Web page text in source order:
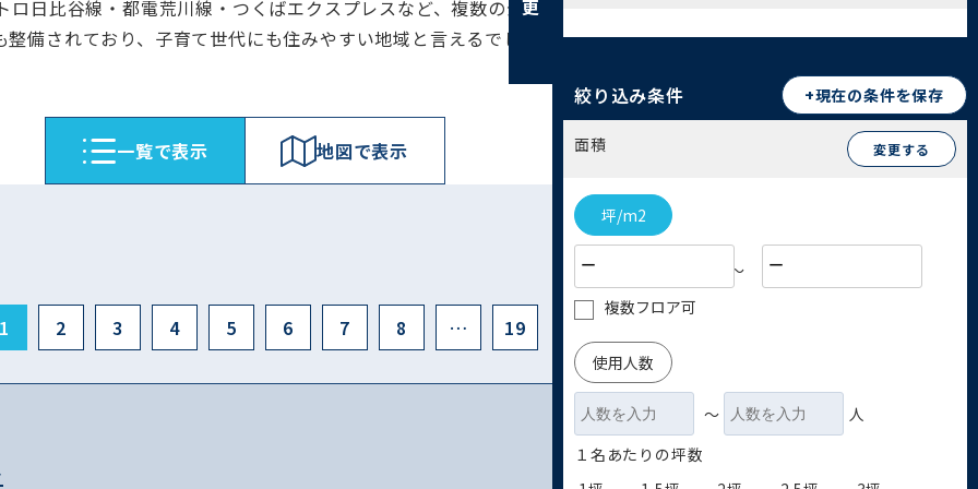
絞り込み条件 +現在の条件を保存
面積 変更する
坪/m2
〜
複数フロア可
使用人数
〜
人
１名あたりの坪数
日比谷線・都電荒川線・つくばエクスプレスなど、複数の公共交通機関が利用可能で、交通利便性は高い
備されており、子育て世代にも住みやすい地域と言えるでしょう。産業面では、製造業を中心とした事業
⼀覧で表⽰ 地図で表⽰
1 2 3 4 5 6 7 8 … 19